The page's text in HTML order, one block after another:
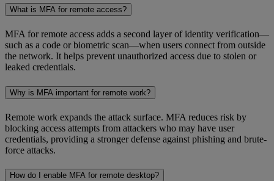
What is MFA for remote access?
MFA for remote access adds a second layer of identity verification—
such as a code or biometric scan—when users connect from outside
the network. It helps prevent unauthorized access due to stolen or
leaked credentials.
Why is MFA important for remote work?
Remote work expands the attack surface. MFA reduces risk by
blocking access attempts from attackers who may have user
credentials, providing a stronger defense against phishing and brute-
force attacks.
How do I enable MFA for remote desktop?